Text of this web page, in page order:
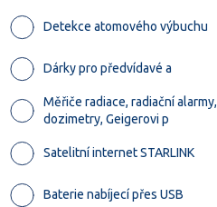
Detekce atomového výbuchu
Dárky pro předvídavé a
Měřiče radiace, radiační alarmy,
dozimetry, Geigerovi p
Satelitní internet STARLINK
Baterie nabíjecí přes USB